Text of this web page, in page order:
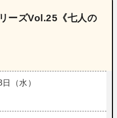
ーズVol.25《七人の
（水）